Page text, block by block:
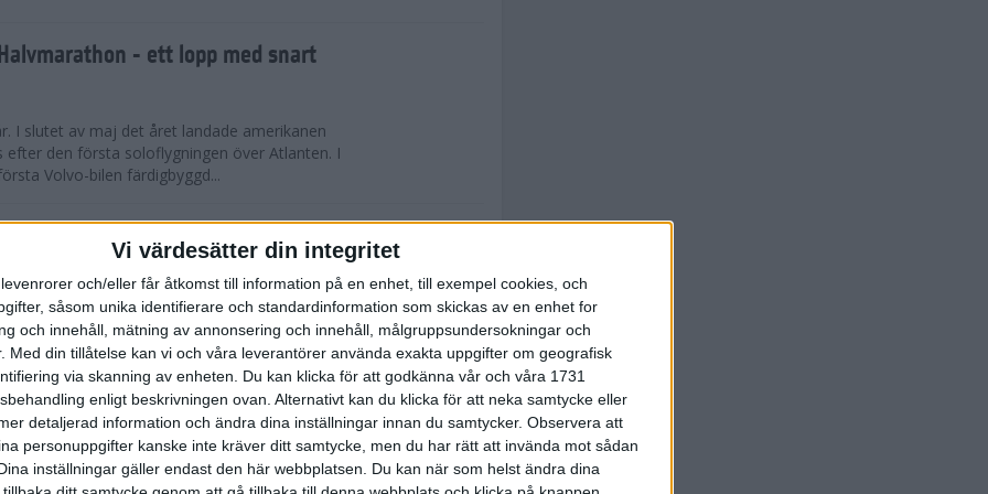
Vi värdesätter din integritet
och/eller får åtkomst till information på en enhet, till exempel cookies, och
såsom unika identifierare och standardinformation som skickas av en enhet for
och innehåll, mätning av annonsering och innehåll, målgruppsundersokningar och
Med din tillåtelse kan vi och våra leverantörer använda exakta uppgifter om geografisk
via skanning av enheten. Du kan klicka för att godkänna vår och våra 1731
enligt beskrivningen ovan. Alternativt kan du klicka för att neka samtycke eller
detaljerad information och ändra dina inställningar innan du samtycker. Observera att
personuppgifter kanske inte kräver ditt samtycke, men du har rätt att invända mot sådan
inställningar gäller endast den här webbplatsen. Du kan när som helst ändra dina
- ett lopp med snart
I slutet av maj det året landade amerikanen
efter den första soloflygningen över Atlanten. I
Volvo-bilen färdigbyggd...
till marans skapare
tisdagskvällen tilldelades Anders Olsson, som
starta Stockholm Marathon startades 1979,
för motionslöpningens ut...
och återhämtning
FLOWLIFE | Att springa under
utmaning som stärker både kropp och